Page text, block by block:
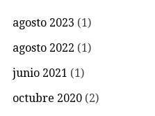
agosto 2023 (1)
agosto 2022 (1)
junio 2021 (1)
octubre 2020 (2)